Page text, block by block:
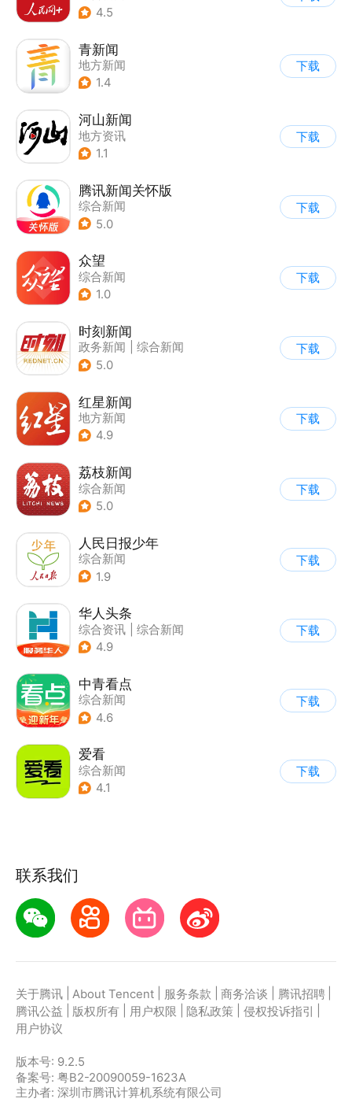
4.5
青新闻
地方新闻
1.4
下载
河山新闻
地方资讯
1.1
下载
腾讯新闻关怀版
综合新闻
5.0
下载
众望
综合新闻
1.0
下载
时刻新闻
政务新闻
综合新闻
5.0
下载
红星新闻
地方新闻
4.9
下载
荔枝新闻
综合新闻
5.0
下载
人民日报少年
综合新闻
1.9
下载
华人头条
综合资讯
综合新闻
4.9
下载
中青看点
综合新闻
4.6
下载
爱看
综合新闻
4.1
下载
联系我们
关于腾讯 About Tencent 服务条款 商务洽谈 腾讯招聘
腾讯公益
版权所有 用户权限 隐私政策 侵权投诉指引
用户协议
版本号: 9.2.5
备案号: 粤B2-20090059-1623A
主办者: 深圳市腾讯计算机系统有限公司